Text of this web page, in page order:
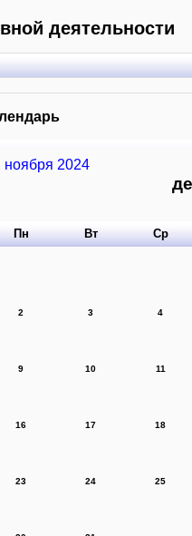
деятельности
ноября 2024
Пн Вт Ср
2 3 4
9 10 11
16 17 18
23 24 25